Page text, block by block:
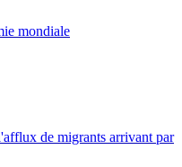
mondiale
de migrants arrivant par